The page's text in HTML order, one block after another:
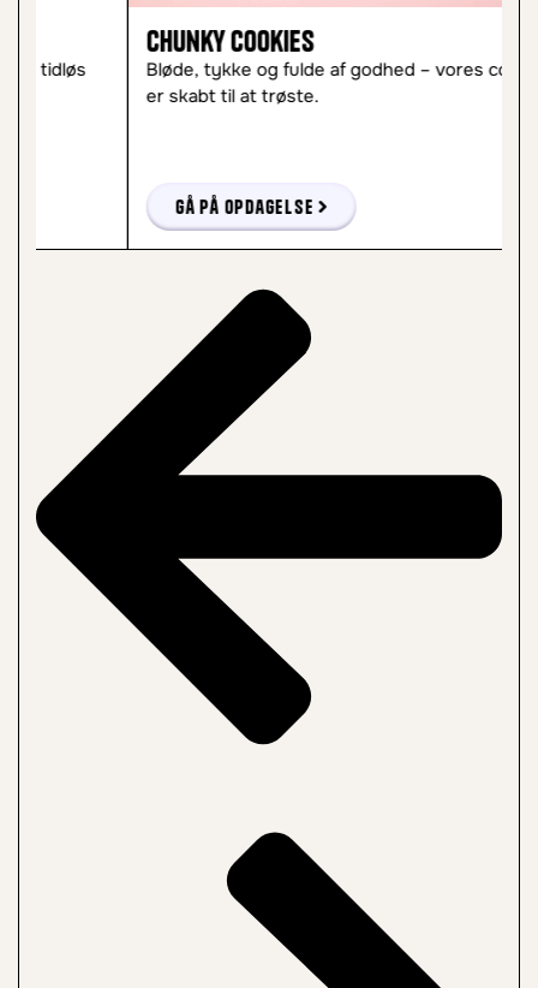
Chunky Cookies
Bløde, tykke og fulde af godhed – vores cookies
er skabt til at trøste.
Gå på opdagelse